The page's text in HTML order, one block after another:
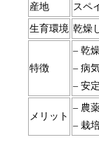
産地 スペ
生育環境 乾燥
特徴
– 乾
– 病
– 安
メリット
– 農
– 栽